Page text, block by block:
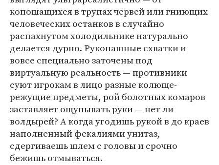
копошащихся в трупах червей или гниющих
человеческих останков в случайно
распахнутом холодильнике натурально
делается дурно. Рукопашные схватки и
вовсе специально заточены под
виртуальную реальность — противники
суют игрокам в лицо разные колюще-
режущие предметы, рой болотных комаров
заставляет ощупывать руки — нет ли
волдырей? А когда угодишь рукой в до краев
наполненный фекалиями унитаз,
сдергиваешь шлем с головы и срочно
бежишь отмываться.